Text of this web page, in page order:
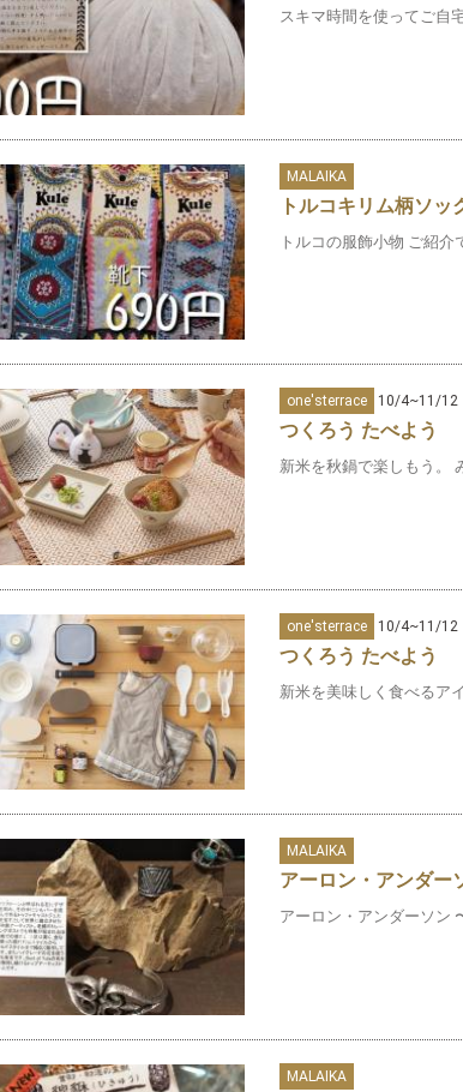
スキマ時間を使ってご自
MALAIKA
トルコキリム柄ソッ
トルコの服飾小物 ご紹介
one'sterrace 10/4~11/12
つくろう たべよう
新米を秋鍋で楽しもう。
one'sterrace 10/4~11/12
つくろう たべよう
新米を美味しく食べるア
MALAIKA
アーロン・アンダー
アーロン・アンダーソン
MALAIKA